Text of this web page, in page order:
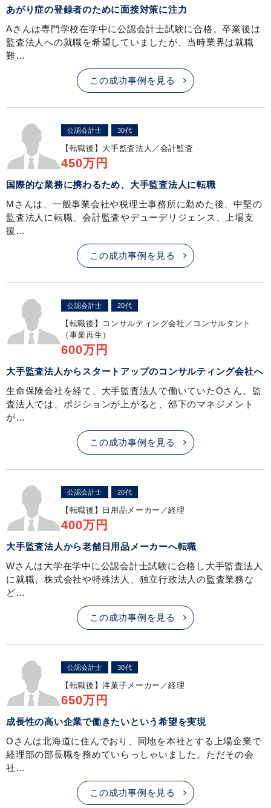
あがり症の登録者のために面接対策に注力
Aさんは専門学校在学中に公認会計士試験に合格。卒業後は
監査法人への就職を希望していましたが、当時業界は就職
難…
この成功事例を見る
公認会計士 30代
【転職後】 大手監査法人／会計監査
450万円
国際的な業務に携わるため、大手監査法人に転職
Mさんは、一般事業会社や税理士事務所に勤めた後、中堅の
監査法人に転職、会計監査やデューデリジェンス、上場支
援…
この成功事例を見る
公認会計士 20代
【転職後】
コンサルティング会社／コンサルタント
（事業再生）
600万円
大手監査法人からスタートアップのコンサルティング会社へ
生命保険会社を経て、大手監査法人で働いていたOさん。監
査法人では、ポジションが上がると、部下のマネジメント
が…
この成功事例を見る
公認会計士 20代
【転職後】 日用品メーカー／経理
400万円
大手監査法人から老舗日用品メーカーへ転職
Wさんは大学在学中に公認会計士試験に合格し大手監査法人
に就職。株式会社や特殊法人、独立行政法人の監査業務な
ど…
この成功事例を見る
公認会計士 30代
【転職後】洋菓子メーカー／経理
650万円
成長性の高い企業で働きたいという希望を実現
Oさんは北海道に住んでおり、同地を本社とする上場企業で
経理部の部長職を務めていらっしゃいました。ただその会
社…
この成功事例を見る